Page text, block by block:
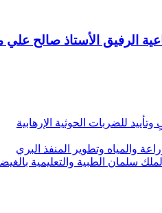
الرفيق الأستاذ صالح
للضربات الحوثية الإرهابية
والمياه وتطوير المنفذ البري
سلمان الطبية والتعليمية